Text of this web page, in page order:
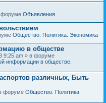
форуме Объявления
Общество. Политика. Экономика
в обществе
9:25 am » в форуме
информации в обществе.
различных, Быть
форуме Общество. Политика.